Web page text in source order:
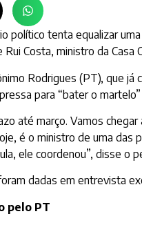
político tenta equalizar
Costa, ministro da
Rodrigues (PT), que
para “bater o
até março. Vamos
é o ministro de uma
ele coordenou”, disse o
dadas em entrevista
pelo PT